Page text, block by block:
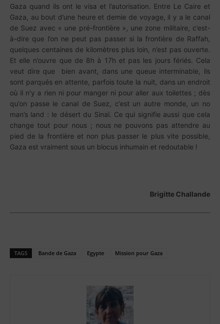
Gaza quand ils ont le visa et l’autorisation. Entre Le Caire et
Gaza, au bout d’une heure et demie de voyage, il y a le canal
de Suez avec « une pré-frontière », une zone militaire, c’est-
à-dire que l’on ne peut pas passer si la frontière de Raffah,
quelques centaines de kilomètres plus loin, n’est pas ouverte.
Et elle n’ouvre que de 8h à 17h et pas les jours fériés. Cela
veut dire que bien avant, dans une queue interminable, ils
sont parqués en attente, parfois toute la nuit, dans un endroit
où il n’y a rien ni pour manger ni pour aller aux toilettes ; dès
qu’on passe le canal de Suez, c’est un autre monde, un no
man’s land : le désert du Sinaï. Ce qui signifie aussi que cela
change tout pour nous ; nous ne pouvons pas attendre au
pied de la frontière et non plus passer le plus vite possible,
Gaza est vraiment sous un blocus inhumain et redoutable !
Brigitte Challande
TAGS Bande de Gaza Egypte Mission pour Gaza